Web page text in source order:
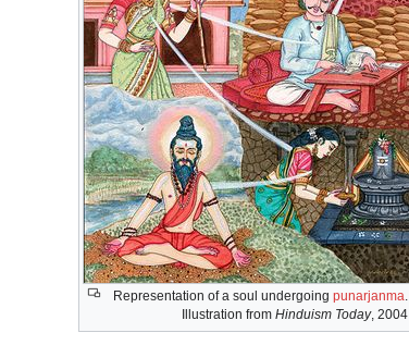
Representation of a soul undergoing punarjanma.
Illustration from Hinduism Today, 2004